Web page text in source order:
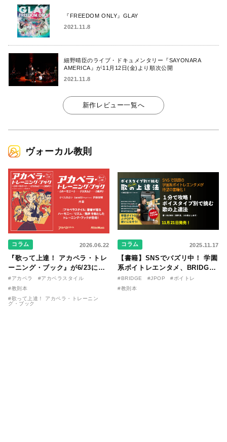
『FREEDOM ONLY』GLAY
2021.11.8
細野晴臣のライブ・ドキュメンタリー『SAYONARA
AMERICA』が11月12日(金)より順次公開
2021.11.8
新作レビュー一覧へ
ヴォーカル教則
コラム 2026.06.22
『歌って上達！ アカペラ・トレ
ーニング・ブック』が6/23に発
売！ 課題曲音源・音取り用アプ
リを公開。
#アカペラ
#アカペラスタイル
#教則本
#歌って上達！ アカペラ・トレーニン
グ・ブック
コラム 2025.11.17
【書籍】SNSでバズリ中！ 学園
系ボイトレエンタメ、BRIDGE
が届ける教則本『１分で攻略！
ボイスタイプ別で挑む歌の上達
#BRIDGE #JPOP
#ボイトレ
#教則本